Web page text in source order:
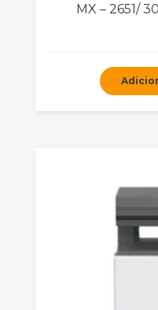
MX – 2651/